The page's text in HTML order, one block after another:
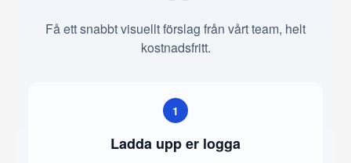
Få ett snabbt visuellt förslag från vårt team, helt
kostnadsfritt.
1
Ladda upp er logga